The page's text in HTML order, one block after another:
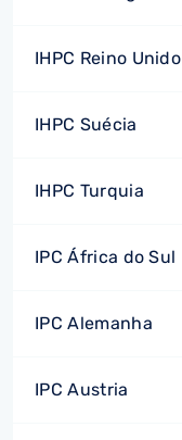
IHPC Reino Unido
IHPC Suécia
IHPC Turquia
IPC África do Sul
IPC Alemanha
IPC Austria